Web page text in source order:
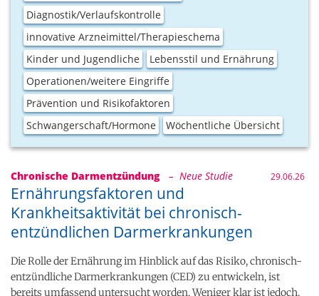
Diagnostik/Verlaufskontrolle
innovative Arzneimittel/Therapieschema
Kinder und Jugendliche
Lebensstil und Ernährung
Operationen/weitere Eingriffe
Prävention und Risikofaktoren
Schwangerschaft/Hormone
Wöchentliche Übersicht
Chronische Darmentzündung – Neue Studie 29.06.26
Ernährungsfaktoren und
Krankheitsaktivität bei chronisch-
entzündlichen Darmerkrankungen
Die Rolle der Ernährung im Hinblick auf das Risiko, chronisch-
entzündliche Darmerkrankungen (CED) zu entwickeln, ist
bereits umfassend untersucht worden. Weniger klar ist jedoch,